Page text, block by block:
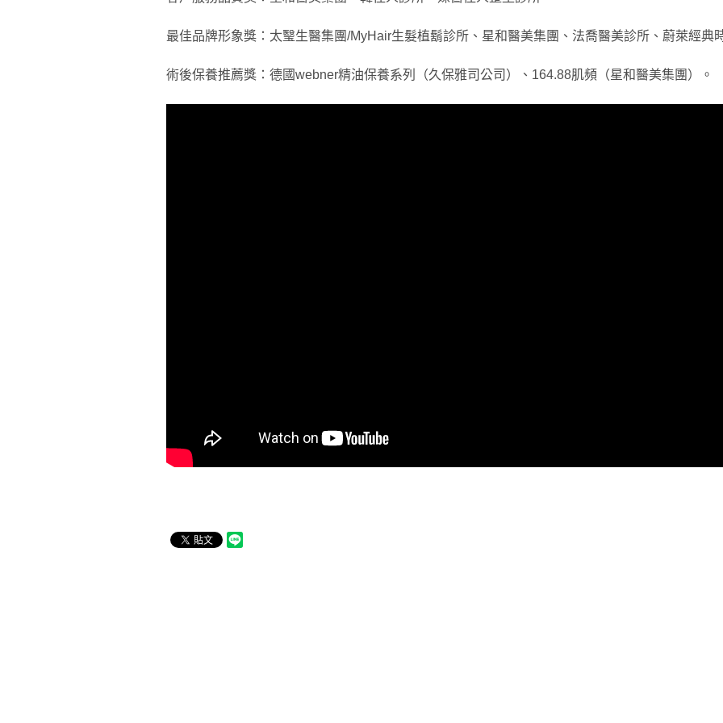
最佳品牌形象獎：太瑿生醫集團/MyHair生髮植鬍診所、星和醫美集團、法喬醫美診所、蔚萊經典
術後保養推薦獎：德國webner精油保養系列（久保雅司公司）、164.88肌頻（星和醫美集團）。